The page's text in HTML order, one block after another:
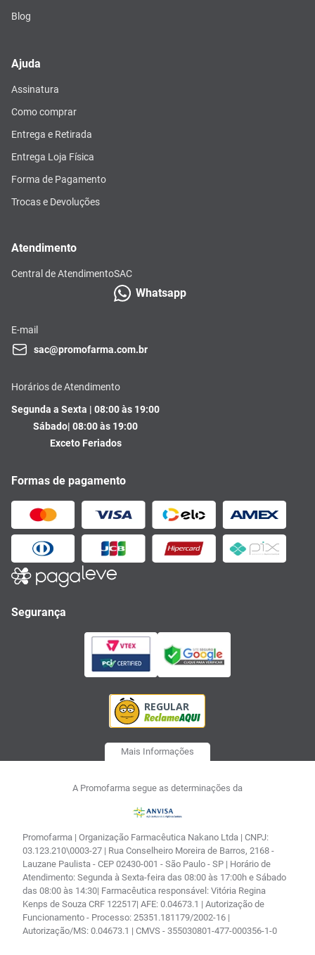
Blog
Ajuda
Assinatura
Como comprar
Entrega e Retirada
Entrega Loja Física
Forma de Pagamento
Trocas e Devoluções
Atendimento
Central de AtendimentoSAC
Whatsapp
E-mail
sac@promofarma.com.br
Horários de Atendimento
Segunda a Sexta | 08:00 às 19:00
Sábado| 08:00 às 19:00
Exceto Feriados
Formas de pagamento
Segurança
Mais Informações
A Promofarma segue as determinações da
Promofarma | Organização Farmacêutica Nakano Ltda | CNPJ:
03.123.210\0003-27 | Rua Conselheiro Moreira de Barros, 2168 -
Lauzane Paulista - CEP 02430-001 - São Paulo - SP | Horário de
Atendimento: Segunda à Sexta-feira das 08:00 às 17:00h e Sábado
das 08:00 às 14:30| Farmacêutica responsável: Vitória Regina
Kenps de Souza CRF 122517| AFE: 0.04673.1 | Autorização de
Funcionamento - Processo: 25351.181179/2002-16 |
Autorização/MS: 0.04673.1 | CMVS - 355030801-477-000356-1-0